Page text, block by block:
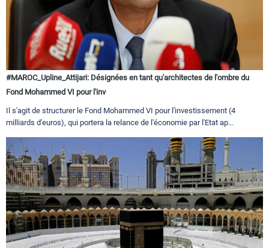
#MAROC_Upline_Attijari: Désignées en tant qu'architectes de l'ombre du
Fond Mohammed VI pour l'inv
Il s'agit de structurer le Fond Mohammed VI pour l'investissement (4
milliards d'euros), qui portera la relance de l'économie par l'Etat ap...